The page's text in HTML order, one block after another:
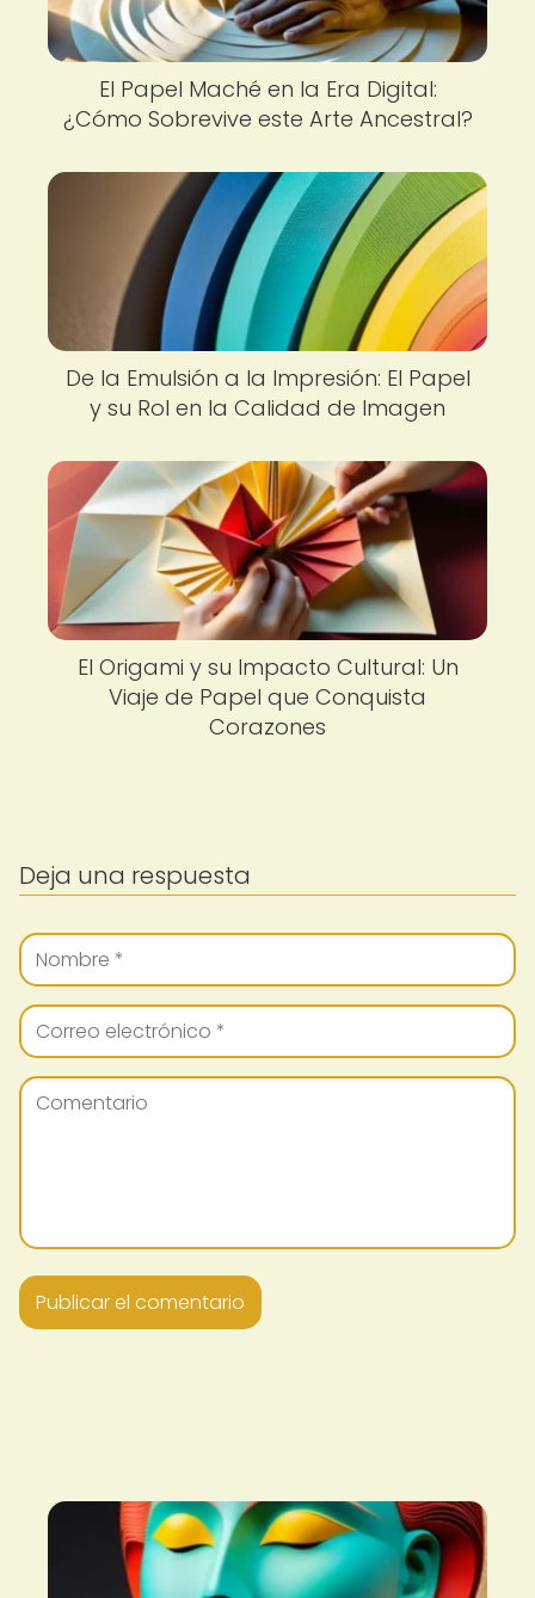
El Papel Maché en la Era Digital:
¿Cómo Sobrevive este Arte Ancestral?
De la Emulsión a la Impresión: El Papel
y su Rol en la Calidad de Imagen
El Origami y su Impacto Cultural: Un
Viaje de Papel que Conquista
Corazones
Deja una respuesta